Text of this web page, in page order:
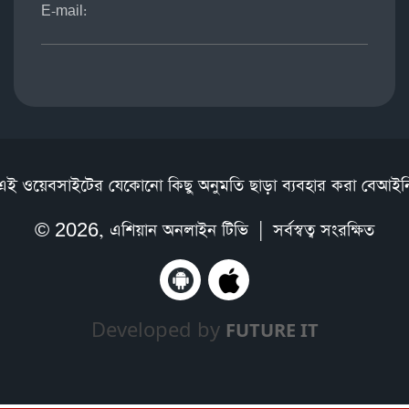
E-mail:
ওয়েবসাইটের যেকোনো কিছু অনুমতি ছাড়া ব্যবহার করা
© 2026, এশিয়ান অনলাইন টিভি| সর্বস্বত্ব সংরক্ষিত
Developed by FUTURE IT